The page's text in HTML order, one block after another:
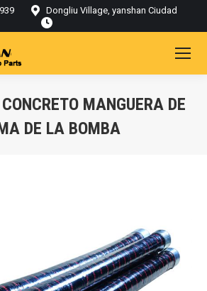
Dongliu Village, yanshan Ciudad
CONCRETO MANGUERA DE
DE LA BOMBA